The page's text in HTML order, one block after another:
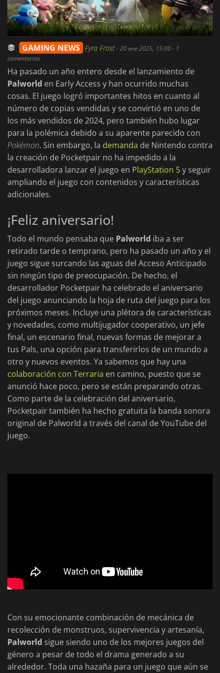
GAMING NEWS Fyra Frost-20 ene 2025, 15:00- 1
comentarios
Ha pasado un año entero desde el lanzamiento de
Palworld en Early Access y han ocurrido muchas
cosas. El juego logró importantes hitos en cuanto al
número de copias vendidas y se convirtió en uno de
los más vendidos de 2024, pero también hubo lugar
para la polémica debido a su aparente parecido con
Pokémon. Sin embargo, la demanda de Nintendo contra
la creación de Pocketpair no ha impedido a la
desarrolladora lanzar el juego en PlayStation 5y seguir
ampliando el juego con contenidos y características
adicionales.
¡Feliz aniversario!
Todo el mundo pensaba que Palworld iba a ser
retirado tarde o temprano, pero ha pasado un año y el
juego sigue surcando las aguas del Acceso Anticipado
sin ningún tipo de preocupación. De hecho, el
desarrollador Pocketpair ha celebrado el aniversario
del juego anunciando la hoja de ruta del juego para los
próximos meses. Incluye una plétora de características
y novedades, como multijugador cooperativo, un jefe
final, un escenario final, nuevas formas de mejorar a
tus Pals, una opción para transferirlos de un mundo a
otro y nuevos eventos. Ya sabemos que hay una
colaboración con Terraria en camino, puesto que se
anunció hace poco, pero se están preparando otras.
Como parte de la celebración del aniversario,
Pocketpair también ha hecho gratuita la banda sonora
original de Palworld a través del canal de YouTube del
juego.
Con su emocionante combinación de mecánica de
recolección de monstruos, supervivencia y artesanía,
Palworld sigue siendo uno de los mejores juegos del
género a pesar de todo el drama generado a su
alrededor. Toda una hazaña para un juego que aún se